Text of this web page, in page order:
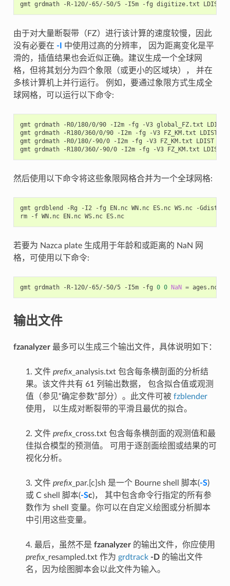
gmt grdmath -R-120/-65/-50/5 -I5m -fg digitize.txt LDIST
由于对大量断裂带（FZ）进行该计算的速度较慢，因此
没有必要在 -I
中使用过高的分辨率， 因为距离变化是平
滑的，插值结果也会近似正确。建议生成一个全球网
格，但将其划分为四个象限（或更小的区域块）， 并在
多核计算机上并行运行。 例如，要通过象限方式生成全
球网格，可以运行以下命令:
gmt grdmath -R0/180/0/90 -I2m -fg -V3 global_FZ.txt LDIST
gmt grdmath -R180/360/0/90 -I2m -fg -V3 FZ_KM.txt LDIST
gmt grdmath -R0/180/-90/0 -I2m -fg -V3 FZ_KM.txt LDIST
gmt grdmath -R180/360/-90/0 -I2m -fg -V3 FZ_KM.txt LDIST
然后使用以下命令将这些象限网格合并为一个全球网格:
gmt grdblend -Rg -I2 -fg EN.nc WN.nc ES.nc WS.nc
-
rm
-f WN.nc EN.nc WS.nc ES.nc
若要为 Nazca plate 生成用于年龄和或距离的 NaN 网
格，可使用以下命令:
gmt grdmath -R-120/-65/-50/5 -I5m -fg 0 0 NaN =
输出文件
fzanalyzer最多可以生成三个输出文件，具体说明如下：
1. 文件 prefix_analysis.txt 包含每条横剖面的分析结
果。该文件共有 61 列输出数据， 包含拟合值或观测
值（参见“确定参数”部分）。此文件可被 fzblender
使用， 以生成对断裂带的平滑且最优的拟合。
2. 文件 prefix_cross.txt 包含每条横剖面的观测值和最
佳拟合模型的预测值。 可用于逐剖面绘图或结果的可
视化分析。
3. 文件 prefix_par.[c]sh 是一个 Bourne shell 脚本(-S)
或 C shell 脚本(-Sc)， 其中包含命令行指定的所有参
数作为 shell 变量。你可以在自定义绘图或分析脚本
中引用这些变量。
4. 最后，虽然不是 fzanalyzer的输出文件，你应使用
prefix_resampled.txt 作为 grdtrack -D的输出文件
名，因为绘图脚本会以此文件为输入。